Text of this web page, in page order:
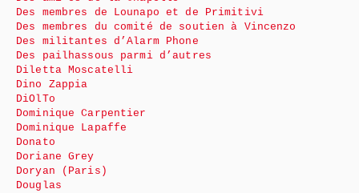
Des membres de Lounapo et de Primitivi
Des membres du comité de soutien à Vincenzo
Des militantes d’Alarm Phone
Des pailhassous parmi d’autres
Diletta Moscatelli
Dino Zappia
DiOlTo
Dominique Carpentier
Dominique Lapaffe
Donato
Doriane Grey
Doryan (Paris)
Douglas